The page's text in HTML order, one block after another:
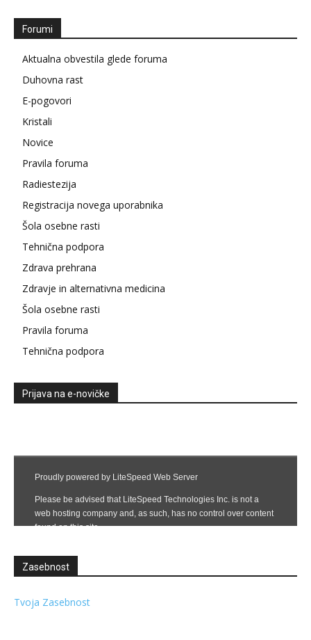
Forumi
Aktualna obvestila glede foruma
Duhovna rast
E-pogovori
Kristali
Novice
Pravila foruma
Radiestezija
Registracija novega uporabnika
Šola osebne rasti
Tehnična podpora
Zdrava prehrana
Zdravje in alternativna medicina
Šola osebne rasti
Pravila foruma
Tehnična podpora
Prijava na e-novičke
Zasebnost
Tvoja Zasebnost